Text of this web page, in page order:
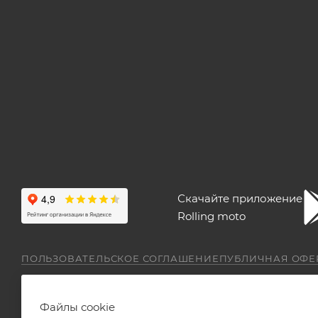
Скачайте приложение
Rolling moto
ПОЛЬЗОВАТЕЛЬСКОЕ СОГЛАШЕНИЕПУБЛИЧНАЯ
Файлы cookie